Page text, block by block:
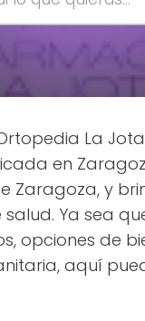
La Jota
en
Zaragoza, y
Ya sea
opciones de
aquí